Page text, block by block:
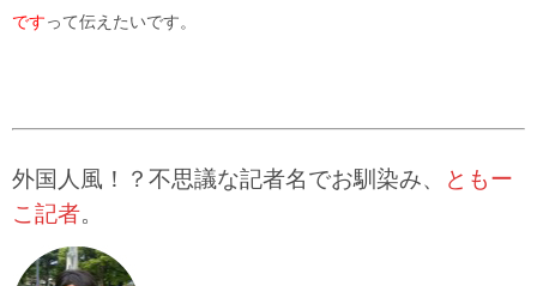
ですって伝えたいです。
外国人風！？不思議な記者名でお馴染み、
ともー
こ記者。